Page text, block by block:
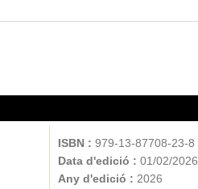
ISBN : 979-13-87708-23-8
Data d'edició : 01/02/2026
Any d'edició : 2026